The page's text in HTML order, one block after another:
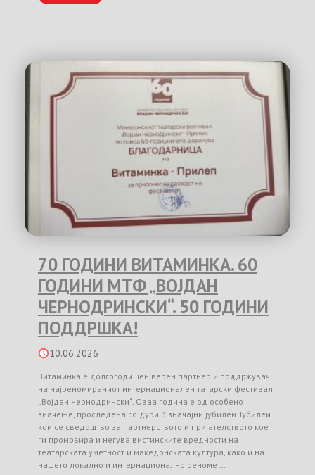
70 ГОДИНИ ВИТАМИНКА. 60
ГОДИНИ МТФ „ВОЈДАН
ЧЕРНОДРИНСКИ“. 50 ГОДИНИ
ПОДДРШКА!
10.06.2026
Витаминка е долгогодишен верен партнер и поддржувач
на најреномираниот интернационален татарски фестивал
„Војдан Чернодрински“. Оваа година е од особено
значење, проследена со дури 3 значајни јубилеи. Јубилеи
кои се сведоштво за партнерството и пријателството кое
ги промовира и негува вистинските вредности на
театарската уметност и македонската култура, како и на
нашето локално и интернационално реноме …